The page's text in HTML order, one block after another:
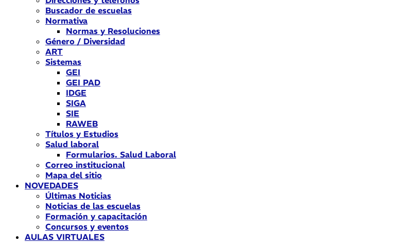
Buscador de escuelas
Normativa
Normas y Resoluciones
Género / Diversidad
ART
Sistemas
GEI
GEI PAD
IDGE
SIGA
SIE
RAWEB
Títulos y Estudios
Salud laboral
Formularios. Salud Laboral
Correo institucional
Mapa del sitio
NOVEDADES
Últimas Noticias
Noticias de las escuelas
Formación y capacitación
Concursos y eventos
AULAS VIRTUALES